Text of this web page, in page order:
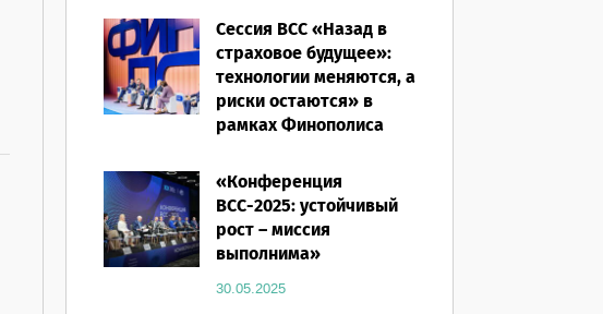
Сессия ВСС «Назад в
страховое будущее»:
технологии меняются, а
риски остаются» в
рамках Финополиса
16.03.2026
«Конференция
ВСС-2025: устойчивый
рост – миссия
выполнима»
30.05.2025